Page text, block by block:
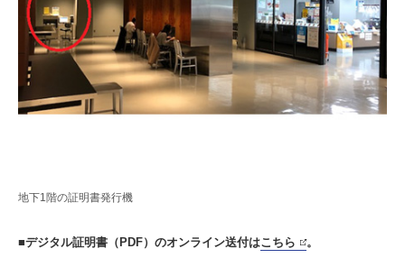
地下1階の証明書発行機
■デジタル証明書（PDF）のオンライン送付はこちら 。